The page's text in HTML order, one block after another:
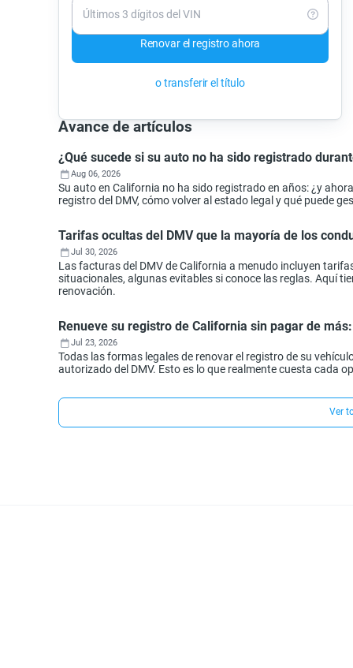
Últimos 3 dígitos del VIN
Renovar el registro ahora
o transferir el título
Avance de artículos
¿Qué sucede si su auto no ha sido registrado
Aug 06, 2026
Su auto en California no ha sido registrado en años: ¿y
registro del DMV, cómo volver al estado legal y qué puede
Tarifas ocultas del DMV que la mayoría de los
Jul 30, 2026
Las facturas del DMV de California a menudo incluyen
situacionales, algunas evitables si conoce las reglas. Aquí
renovación.
Renueve su registro de California sin pagar de
Jul 23, 2026
Todas las formas legales de renovar el registro de su
autorizado del DMV. Esto es lo que realmente cuesta cada
Ver